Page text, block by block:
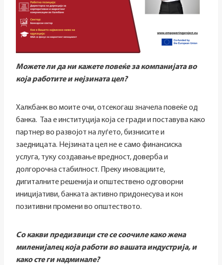
Можете ли да ни кажете повеќе за компанијата во
која работите и нејзината цел?
Халкбанк во моите очи, отсекогаш значела повеќе од
банка. Таа е институција која се гради и поставува како
партнер во развојот на луѓето, бизнисите и
заедницата. Нејзината цел не е само финансиска
услуга, туку создавање вредност, доверба и
долгорочна стабилност. Преку иновациите,
дигиталните решенија и општествено одговорни
иницијативи, банката активно придонесува и кон
позитивни промени во општеството.
Со какви предизвици сте се соочиле како жена
миленијалец која работи во вашата индустрија, и
како сте ги надминале?